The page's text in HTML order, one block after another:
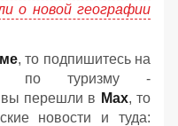
о новой географии
, то подпишитесь на
по туризму -
перешли в Мах, то
новости и туда: